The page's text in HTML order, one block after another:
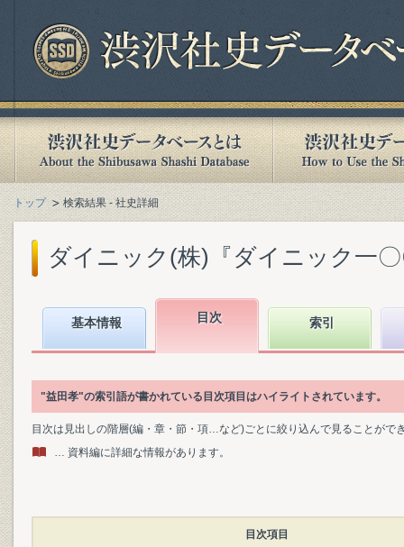
トップ 検索結果 - 社史詳細
ダイニック(株)『ダイニック一
基本情報 目次 索引
"益田孝"の索引語が書かれている目次項目はハイライトされています。
目次は見出しの階層(編・章・節・項…など)ごとに絞り込んで見ることがで
… 資料編に詳細な情報があります。
目次項目